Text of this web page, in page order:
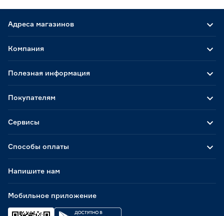
Адреса магазинов
Способы оплаты
Мобильное приложение
Компания
Полезная информация
Покупателям
Сервисы
Напишите нам